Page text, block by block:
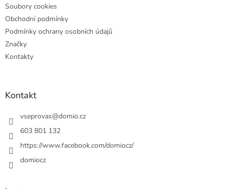
Soubory cookies
Obchodní podmínky
Podmínky ochrany osobních údajů
Značky
Kontakty
Kontakt
vseprovas@domio.cz
603 801 132
https://www.facebook.com/domiocz/
domiocz